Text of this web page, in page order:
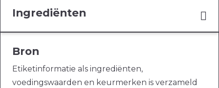
Ingrediënten
Bron
Etiketinformatie als ingrediënten,
voedingswaarden en keurmerken is verzameld